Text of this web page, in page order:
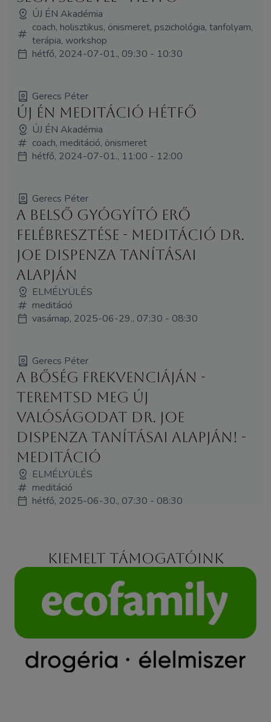
ÚJ ÉN Akadémia
coach, holisztikus, önismeret, pszichológia, tanfolyam,
terápia, workshop
hétfő, 2024-07-01., 09:30 - 10:30
Gerecs Péter
Új Én Meditáció Hétfő
ÚJ ÉN Akadémia
coach, meditáció, önismeret
hétfő, 2024-07-01., 11:00 - 12:00
Gerecs Péter
A belső gyógyító erő
felébresztése - Meditáció Dr.
Joe Dispenza tanításai
alapján
ELMÉLYÜLÉS
meditáció
vasárnap, 2025-06-29., 07:30 - 08:30
Gerecs Péter
A bőség frekvenciáján -
Teremtsd meg új
valóságodat Dr. Joe
Dispenza tanításai alapján! -
Meditáció
ELMÉLYÜLÉS
meditáció
hétfő, 2025-06-30., 07:30 - 08:30
Kiemelt támogatóink